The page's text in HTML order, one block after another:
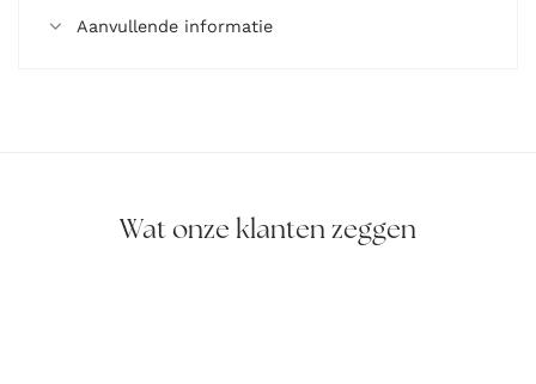
Aanvullende informatie
Wat onze klanten zeggen